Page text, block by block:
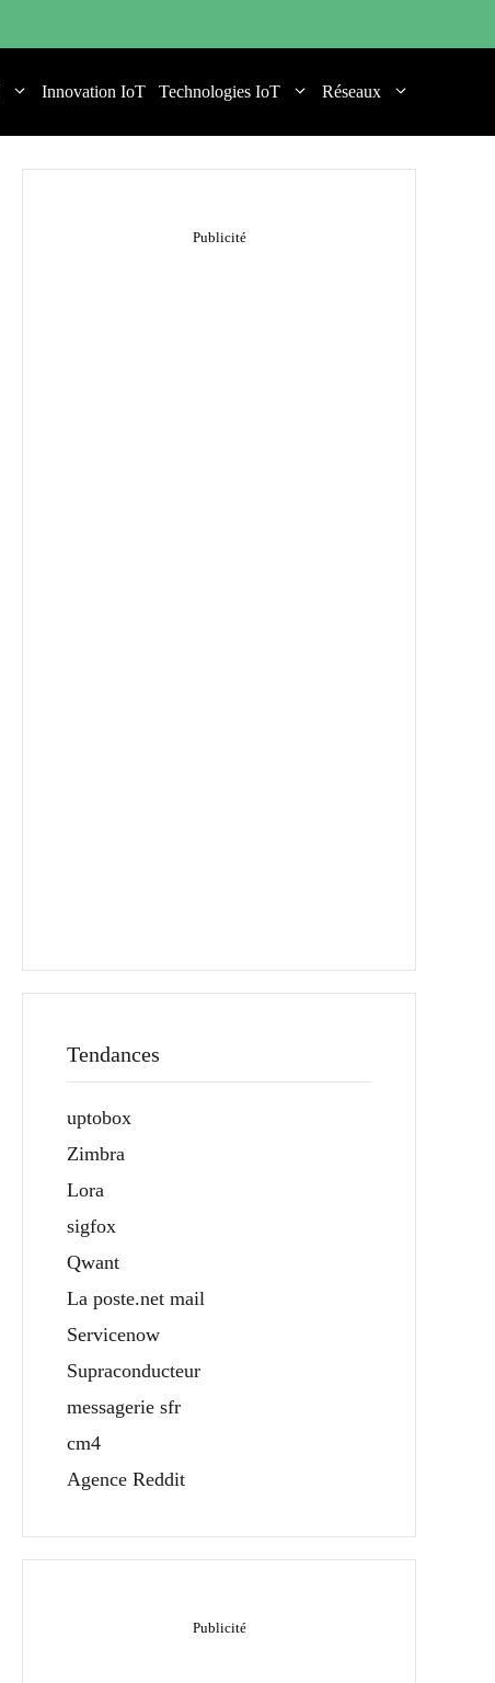
Innovation IoT Technologies IoT Réseaux
Tendances
uptobox
Zimbra
Lora
sigfox
Qwant
La poste.net mail
Servicenow
Supraconducteur
messagerie sfr
cm4
Agence Reddit